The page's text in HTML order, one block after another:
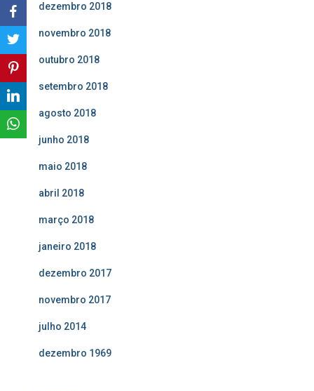
dezembro 2018
novembro 2018
outubro 2018
setembro 2018
agosto 2018
junho 2018
maio 2018
abril 2018
março 2018
janeiro 2018
dezembro 2017
novembro 2017
julho 2014
dezembro 1969